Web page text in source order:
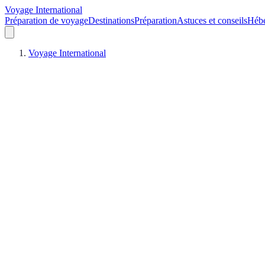
Voyage International
Préparation de voyageDestinationsPréparationAstuces et conseils
Voyage International